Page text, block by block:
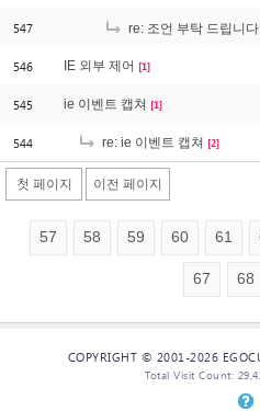
547 re: 조언 부탁 드립니
546 IE 외부 제어 [1]
545 ie 이벤트 캡쳐 [1]
544 re: ie 이벤트 캡쳐 [2]
첫 페이지 이전 페이지
57 58 59 60 61
67 68
COPYRIGHT © 2001-2026
Total Visit Count: